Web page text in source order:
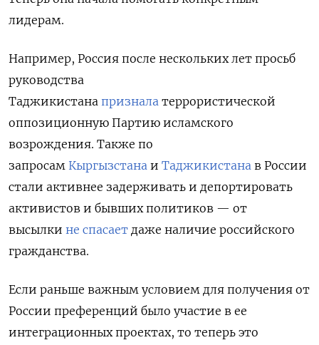
лидерам.
Например, Россия после нескольких лет просьб
руководства
Таджикистана признала террористической
оппозиционную Партию исламского
возрождения. Также по
запросам Кыргызстана и Таджикистана в России
стали активнее задерживать и депортировать
активистов и бывших политиков — от
высылки не спасает даже наличие российского
гражданства.
Если раньше важным условием для получения от
России преференций было участие в ее
интеграционных проектах, то теперь это